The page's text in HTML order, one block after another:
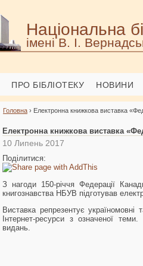
Національна
імені В. І.
ПРО БІБЛІОТЕКУ НОВИНИ
Головна › Електронна книжкова виставка
Електронна книжкова виставка
10 Липень 2017
Поділитися:
З нагоди 150-річчя Федерації
книгознавства НБУВ підготував
Виставка репрезентує
Інтернет-ресурси з означеної
видань.